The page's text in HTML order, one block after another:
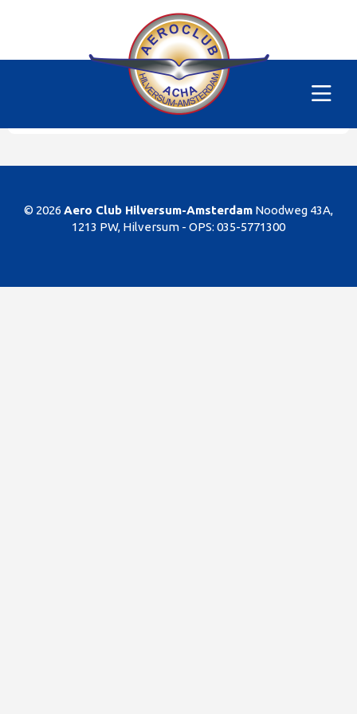
PH-DON
Dit gedeelte van de website is alleen voor de
leden/begunstigers van onze club. Sorry. U kunt
natuurlijk altijd lid worden!
© 2026 Aero Club Hilversum-Amsterdam Noodweg 43A,
1213 PW, Hilversum - OPS: 035-5771300